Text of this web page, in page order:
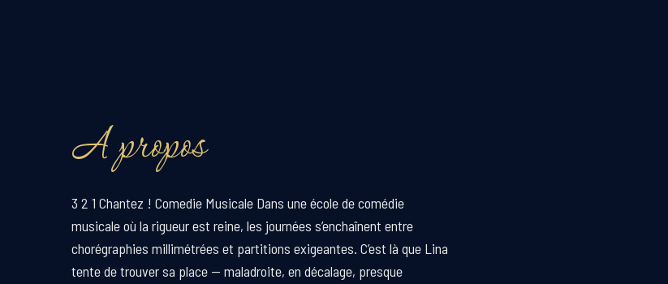
A propos
3 2 1 Chantez ! Comedie Musicale Dans une école de comédie
musicale où la rigueur est reine, les journées s’enchaînent entre
chorégraphies millimétrées et partitions exigeantes. C’est là que Lina
tente de trouver sa place — maladroite, en décalage, presque